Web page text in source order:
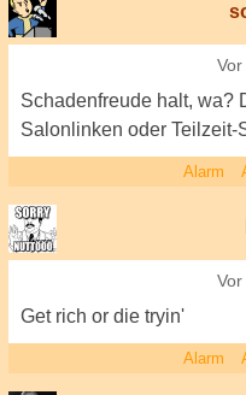
Schadenfreude halt, wa?
Salonlinken oder Teilzeit-
Alarm
Get rich or die tryin'
Alarm